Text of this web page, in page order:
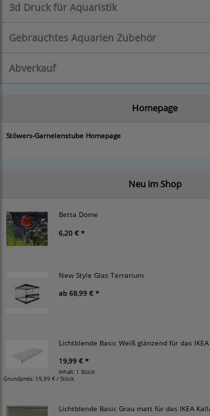
3d Druck für Aquaristik
Gebrauchtes Aquarien Zubehör
Abverkauf
Homepage
Stöwers-Garnelenstube Homepage
Neu im Shop
Betta Dome
6,20 € *
New Style Glas Terrarium
ab 68,99 € *
Lichtblende Basic Weiß glänzend für das
19,99 € *
Inhalt: 1 Stück
Grundpreis: 19,99 € / Stück
Lichtblende Basic Grau matt für das IKEA